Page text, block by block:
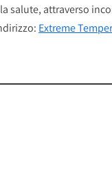
salute, attraverso
Extreme